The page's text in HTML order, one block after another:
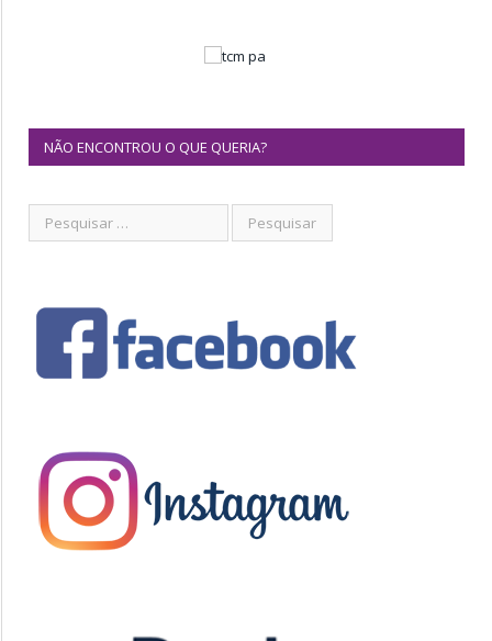
NÃO ENCONTROU O QUE QUERIA?